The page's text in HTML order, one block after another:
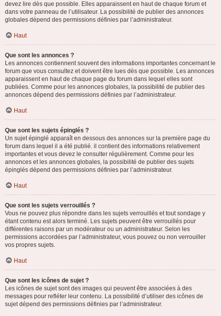
devez lire dès que possible. Elles apparaissent en haut de chaque forum et
dans votre panneau de l’utilisateur. La possibilité de publier des annonces
globales dépend des permissions définies par l’administrateur.
Haut
Que sont les annonces ?
Les annonces contiennent souvent des informations importantes concernant le
forum que vous consultez et doivent être lues dès que possible. Les annonces
apparaissent en haut de chaque page du forum dans lequel elles sont
publiées. Comme pour les annonces globales, la possibilité de publier des
annonces dépend des permissions définies par l’administrateur.
Haut
Que sont les sujets épinglés ?
Un sujet épinglé apparaît en dessous des annonces sur la première page du
forum dans lequel il a été publié. il contient des informations relativement
importantes et vous devez le consulter régulièrement. Comme pour les
annonces et les annonces globales, la possibilité de publier des sujets
épinglés dépend des permissions définies par l’administrateur.
Haut
Que sont les sujets verrouillés ?
Vous ne pouvez plus répondre dans les sujets verrouillés et tout sondage y
étant contenu est alors terminé. Les sujets peuvent être verrouillés pour
différentes raisons par un modérateur ou un administrateur. Selon les
permissions accordées par l’administrateur, vous pouvez ou non verrouiller
vos propres sujets.
Haut
Que sont les icônes de sujet ?
Les icônes de sujet sont des images qui peuvent être associées à des
messages pour refléter leur contenu. La possibilité d’utiliser des icônes de
sujet dépend des permissions définies par l’administrateur.